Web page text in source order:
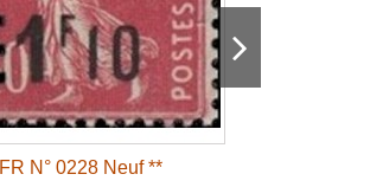
FR N° 0228 Neuf **